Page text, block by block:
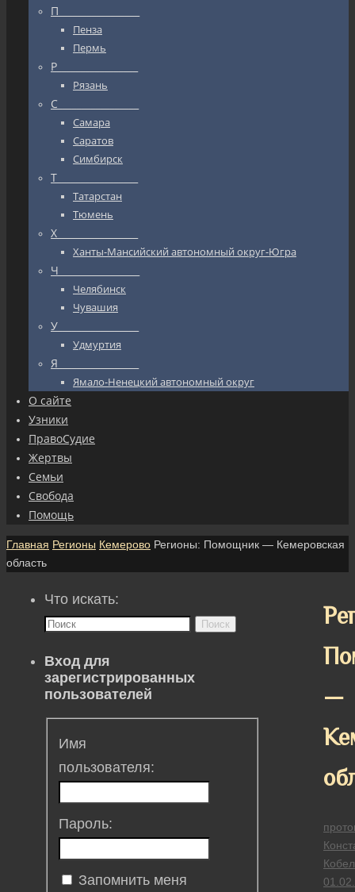
П_________________
Пенза
Пермь
Р_________________
Рязань
С_________________
Самара
Саратов
Симбирск
Т_________________
Татарстан
Тюмень
Х_________________
Ханты-Мансийский автономный округ-Югра
Ч_________________
Челябинск
Чувашия
У_________________
Удмуртия
Я_________________
Ямало-Ненецкий автономный округ
О сайте
Узники
ПравоСудие
Жертвы
Семьи
Свобода
Помощь
Главная Регионы Кемерово Регионы: Помощник — Кемеровская
область
—
Что искать:
Поиск
Вход для
зарегистрированных
пользователей
Имя
пользователя:
Пароль:
Запомнить меня